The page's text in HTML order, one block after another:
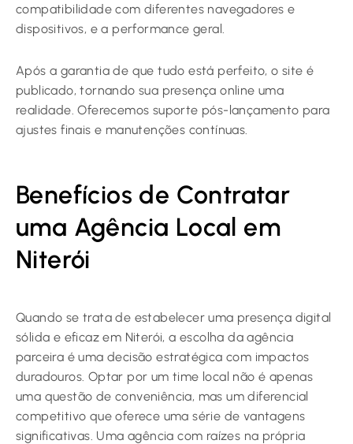
compatibilidade com diferentes navegadores e
dispositivos, e a performance geral.
Após a garantia de que tudo está perfeito, o site é
publicado, tornando sua presença online uma
realidade. Oferecemos suporte pós-lançamento para
ajustes finais e manutenções contínuas.
Benefícios de Contratar
uma Agência Local em
Niterói
Quando se trata de estabelecer uma presença digital
sólida e eficaz em Niterói, a escolha da agência
parceira é uma decisão estratégica com impactos
duradouros. Optar por um time local não é apenas
uma questão de conveniência, mas um diferencial
competitivo que oferece uma série de vantagens
significativas. Uma agência com raízes na própria